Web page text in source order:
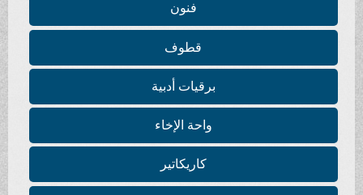
فنون
قطوف
برقيات أدبية
واحة الإخاء
كاريكاتير